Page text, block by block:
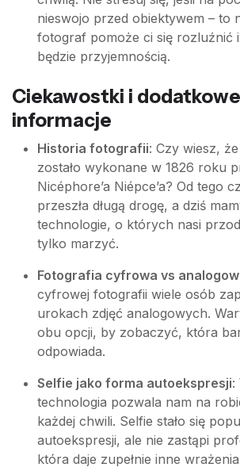
nieswojo przed obiektywem – to
fotograf pomoże ci się rozluźnić
będzie przyjemnością.
Ciekawostki i dodatkowe
informacje
Historia fotografii: Czy wiesz,
zostało wykonane w 1826 roku
Nicéphore’a Niépce’a? Od tego
przeszła długą drogę, a dziś
technologie, o których nasi
tylko marzyć.
Fotografia cyfrowa vs
cyfrowej fotografii wiele osób
urokach zdjęć analogowych.
obu opcji, by zobaczyć, która
odpowiada.
Selfie jako forma autoekspresji:
technologia pozwala nam na
każdej chwili. Selfie stało się
autoekspresji, ale nie zastąpi
która daje zupełnie inne